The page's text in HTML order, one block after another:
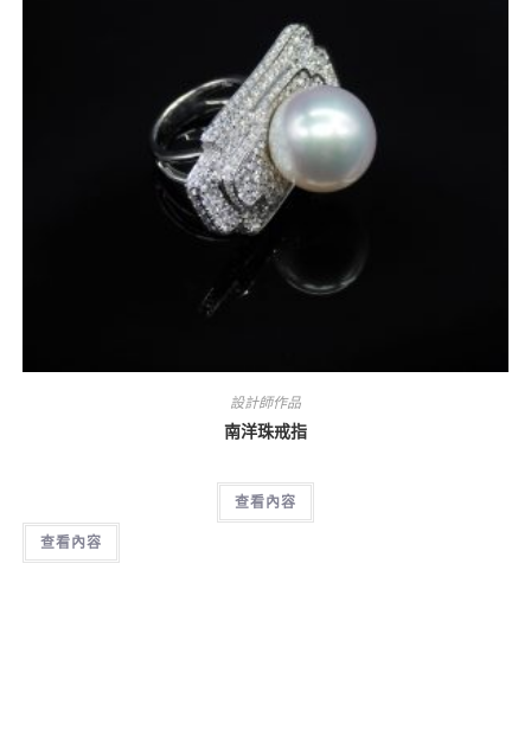
設計師作品
南洋珠戒指
查看內容
查看內容